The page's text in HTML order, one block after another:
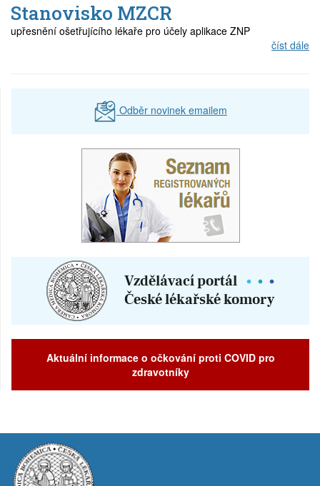
Stanovisko MZCR
upřesnění ošetřujícího lékaře pro účely aplikace ZNP
číst dále
Odběr novinek emailem
Aktuální informace o očkování proti COVID pro
zdravotníky